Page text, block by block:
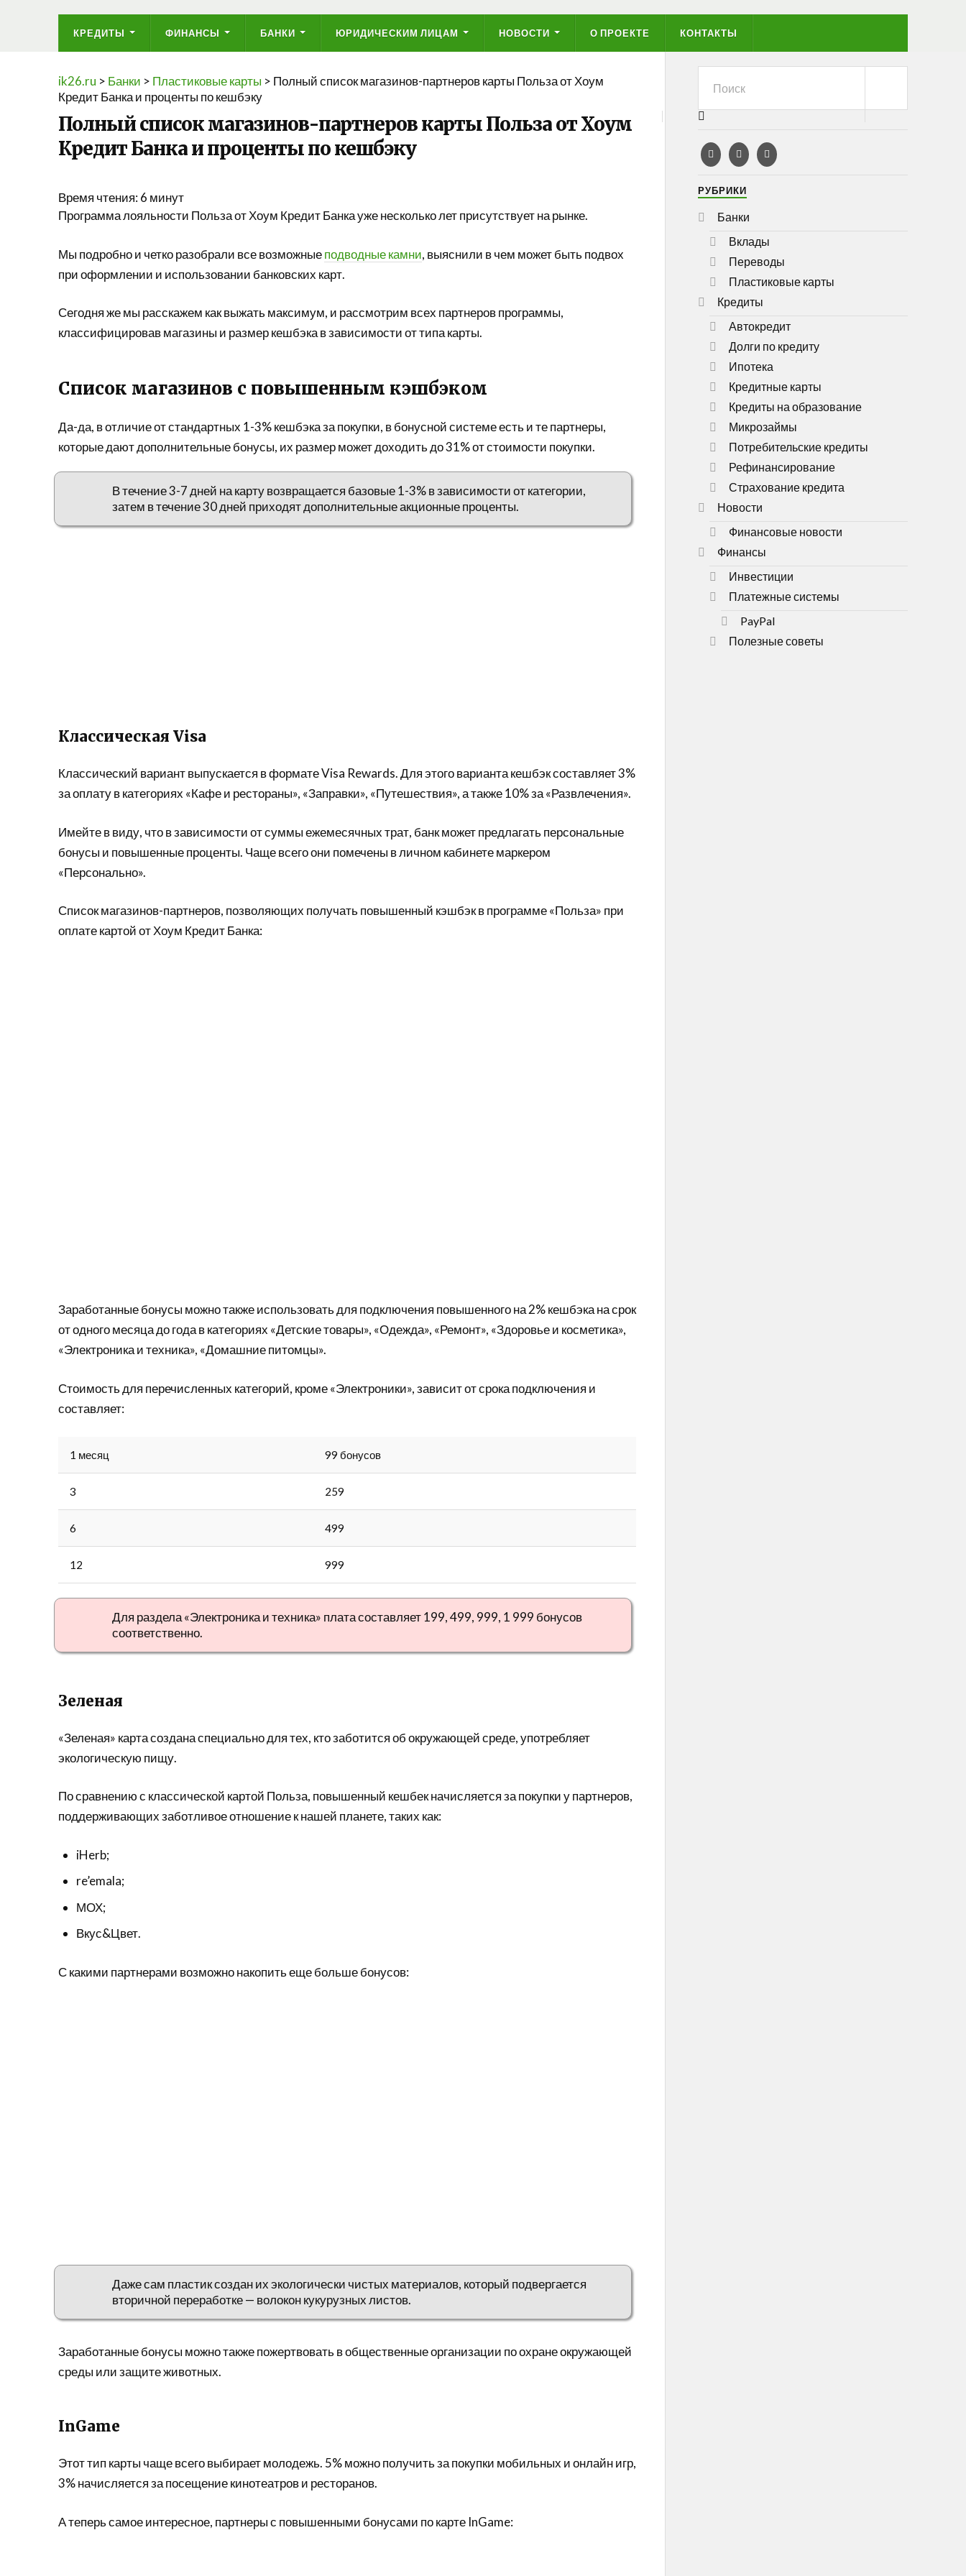
КРЕДИТЫ ФИНАНСЫ БАНКИ ЮРИДИЧЕСКИМ ЛИЦАМ НОВОСТИ О ПРОЕКТЕ КОНТАКТЫ
ik26.ru > Банки > Пластиковые карты > Полный список магазинов-партнеров карты Польза от Хоум
Кредит Банка и проценты по кешбэку
Полный список магазинов-партнеров карты Польза от Хоум
Кредит Банка и проценты по кешбэку
Время чтения: 6 минут
Программа лояльности Польза от Хоум Кредит Банка уже несколько лет присутствует на рынке.
Мы подробно и четко разобрали все возможныеподводные камни, выяснили в чем может быть подвох
при оформлении и использовании банковских карт.
Сегодня же мы расскажем как выжать максимум, и рассмотрим всех партнеров программы,
классифицировав магазины и размер кешбэка в зависимости от типа карты.
Список магазинов с повышенным кэшбэком
Да-да, в отличие от стандартных 1-3% кешбэка за покупки, в бонусной системе есть и те партнеры,
которые дают дополнительные бонусы, их размер может доходить до 31% от стоимости покупки.
В течение 3-7 дней на карту возвращается базовые 1-3% в зависимости от категории,
затем в течение 30 дней приходят дополнительные акционные проценты.
Классическая Visa
Классический вариант выпускается в формате Visa Rewards. Для этого варианта кешбэк составляет 3%
за оплату в категориях «Кафе и рестораны», «Заправки», «Путешествия», а также 10% за «Развлечения».
Имейте в виду, что в зависимости от суммы ежемесячных трат, банк может предлагать персональные
бонусы и повышенные проценты. Чаще всего они помечены в личном кабинете маркером
«Персонально».
Список магазинов-партнеров, позволяющих получать повышенный кэшбэк в программе «Польза» при
оплате картой от Хоум Кредит Банка:
Заработанные бонусы можно также использовать для подключения повышенного на 2% кешбэка на срок
от одного месяца до года в категориях «Детские товары», «Одежда», «Ремонт», «Здоровье и косметика»,
«Электроника и техника», «Домашние питомцы».
Стоимость для перечисленных категорий, кроме «Электроники», зависит от срока подключения и
составляет:
1 месяц 99 бонусов
3 259
6 499
12 999
Для раздела «Электроника и техника» плата составляет 199, 499, 999, 1 999 бонусов
соответственно.
Зеленая
«Зеленая» карта создана специально для тех, кто заботится об окружающей среде, употребляет
экологическую пищу.
По сравнению с классической картой Польза, повышенный кешбек начисляется за покупки у партнеров,
поддерживающих заботливое отношение к нашей планете, таких как:
iHerb;
re’emala;
МОХ;
Вкус&Цвет.
С какими партнерами возможно накопить еще больше бонусов:
Даже сам пластик создан их экологически чистых материалов, который подвергается
вторичной переработке — волокон кукурузных листов.
Заработанные бонусы можно также пожертвовать в общественные организации по охране окружающей
среды или защите животных.
InGame
Этот тип карты чаще всего выбирает молодежь. 5% можно получить за покупки мобильных и онлайн игр,
3% начисляется за посещение кинотеатров и ресторанов.
А теперь самое интересное, партнеры с повышенными бонусами по карте InGame:
РУБРИКИ
Банки
Вклады
Переводы
Пластиковые карты
Кредиты
Автокредит
Долги по кредиту
Ипотека
Кредитные карты
Кредиты на образование
Микрозаймы
Потребительские кредиты
Рефинансирование
Страхование кредита
Новости
Финансовые новости
Финансы
Инвестиции
Платежные системы
PayPal
Полезные советы